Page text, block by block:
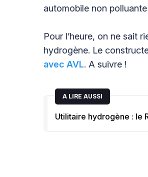
automobile non
Pour l’heure, on ne sait
hydrogène. Le
avec AVL. A suivre !
A LIRE AUSSI
Utilitaire hydrogène : le